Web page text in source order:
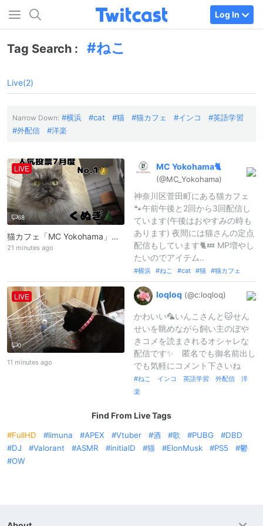
Log In
Tag Search : ねこ
Live(2)
Narrow Down: 横浜 cat 猫 猫カフェ インコ
英語学習
外配信
洋楽
LIVE
68
猫カフェ「MC Yokohama」です！猫ちゃん達を配信中♪
21 minutes ago
MC Yokohama🐈
(@MC_ Yokohama)
神奈川区菅田町にある猫カフェ
🐾午前午後と2回から3回配信し
ています(午後はおやすみの時も
あります) 夜間には猫さんの定点
配信もしています🐈💤 MP増やし
たいのでアイテム..
横浜 ねこ cat 猫 猫カフェ
LIVE
0
11 minutes ago
loqloq (@c:loqloq)
かわいい🦜いんこさんと🐱せん
せいを眺めながら飼い主のぼや
きコメを読まされるオシャレな
配信です✨ 匿名でも御名前出し
でも気軽にコメント下さいね
ねこ インコ 英語学習 外配信 洋
楽
Find From Live Tags
FullHD limuna APEX Vtuber 酒 歌 PUBG
DBD
DJ
Valorant ASMR initialD 猫 ElonMusk PS5
鬱
OW